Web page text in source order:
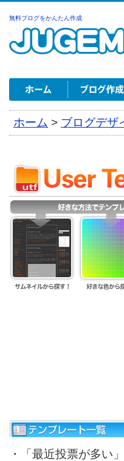
無料ブログをかんたん作成
ホーム > ブログデザ
・「最近投票が多い